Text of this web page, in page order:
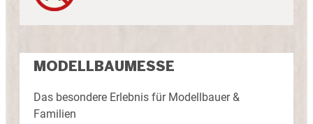
MODELLBAUMESSE
Das besondere Erlebnis für Modellbauer &
Familien